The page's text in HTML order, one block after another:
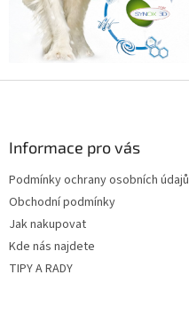
Informace pro vás
Podmínky ochrany osobních údajů
Obchodní podmínky
Jak nakupovat
Kde nás najdete
TIPY A RADY